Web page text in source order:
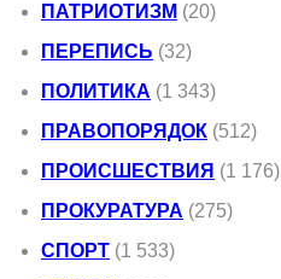
ПАТРИОТИЗМ (20)
ПЕРЕПИСЬ (32)
ПОЛИТИКА (1 343)
ПРАВОПОРЯДОК (512)
ПРОИСШЕСТВИЯ (1 176)
ПРОКУРАТУРА (275)
СПОРТ (1 533)